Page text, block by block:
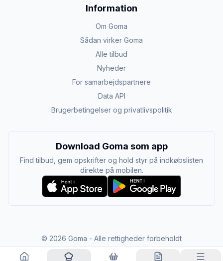
Information
Om Goma
Sådan virker Goma
Alle tilbud
Nyheder
For samarbejdspartnere
Data API
Brugerbetingelser og privatlivspolitik
Download Goma som app
Find tilbud, gem opskrifter og hold styr på indkøbslisten
direkte på mobilen.
© 2026 Goma - Alle rettigheder forbeholdt